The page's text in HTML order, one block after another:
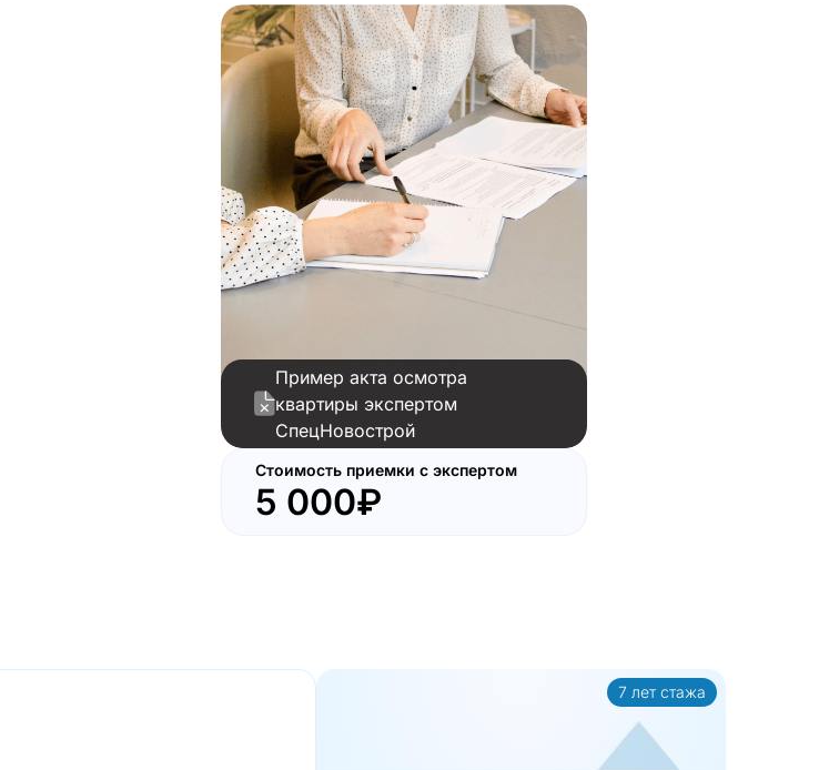
стороны
Пример акта осмотра
квартиры экспертом
СпецНовострой
Стоимость приемки с экспертом
5 000₽
7 лет стажа